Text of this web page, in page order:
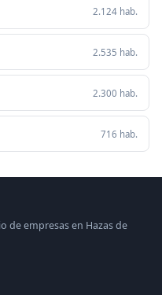
2.124 hab.
2.535 hab.
2.300 hab.
716 hab.
de empresas en Hazas de